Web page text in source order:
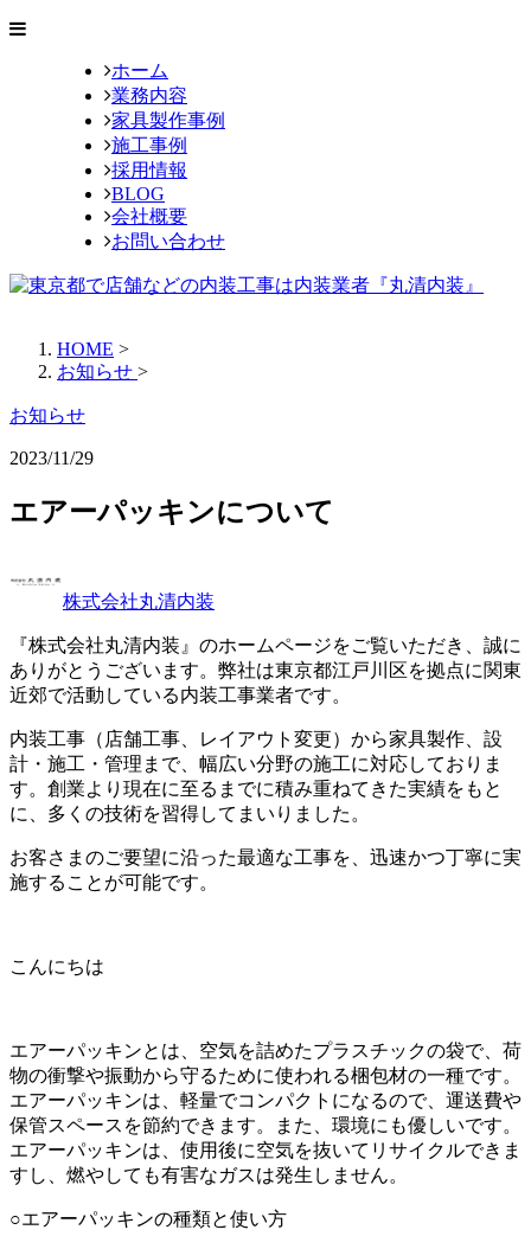
ホーム
業務内容
家具製作事例
施工事例
採用情報
BLOG
会社概要
お問い合わせ
HOME >
お知らせ >
お知らせ
2023/11/29
エアーパッキンについて
株式会社丸清内装
『株式会社丸清内装』のホームページをご覧いただき、誠に
ありがとうございます。弊社は東京都江戸川区を拠点に関東
近郊で活動している内装工事業者です。
内装工事（店舗工事、レイアウト変更）から家具製作、設
計・施工・管理まで、幅広い分野の施工に対応しておりま
す。創業より現在に至るまでに積み重ねてきた実績をもと
に、多くの技術を習得してまいりました。
お客さまのご要望に沿った最適な工事を、迅速かつ丁寧に実
施することが可能です。
こんにちは
エアーパッキンとは、空気を詰めたプラスチックの袋で、荷
物の衝撃や振動から守るために使われる梱包材の一種です。
エアーパッキンは、軽量でコンパクトになるので、運送費や
保管スペースを節約できます。また、環境にも優しいです。
エアーパッキンは、使用後に空気を抜いてリサイクルできま
すし、燃やしても有害なガスは発生しません。
○エアーパッキンの種類と使い方